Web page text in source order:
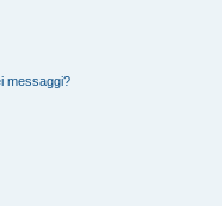
messaggi?